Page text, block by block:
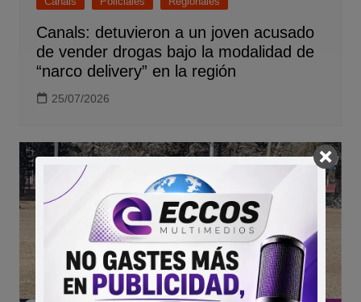
Canals: detuvieron a un joven acusado
de vender drogas bajo la modalidad de
“narco delivery” en la región
25/07/2026